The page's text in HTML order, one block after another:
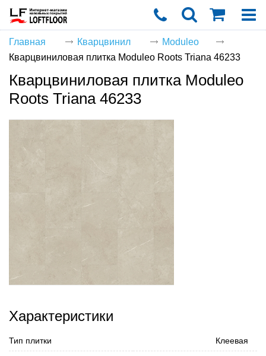
пуста
Главная Кварцвинил
Moduleo
Кварцвиниловая плитка Moduleo Roots Triana 46233
Кварцвиниловая плитка Moduleo
Roots Triana 46233
Характеристики
Тип плитки Клеевая